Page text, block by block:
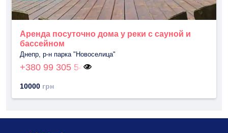
Аренда посуточно дома у реки с сауной и
бассейном
Днепр, р-н парка "Новоселица"
+380 99 305 54
10000 грн